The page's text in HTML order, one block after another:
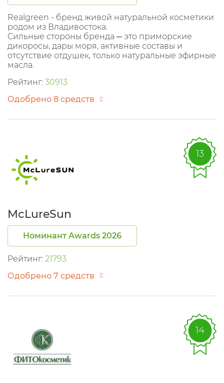
Realgreen - бренд живой натуральной косметики
родом из Владивостока.
Сильные стороны бренда ─ это приморские
дикоросы, дары моря, активные составы и
отсутствие отдушек, только натуральные эфирные
масла.
Рейтинг: 30913
Одобрено 8 средств
McLureSun
Номинант Awards 2026
Рейтинг: 21793
Одобрено 7 средств
13
14